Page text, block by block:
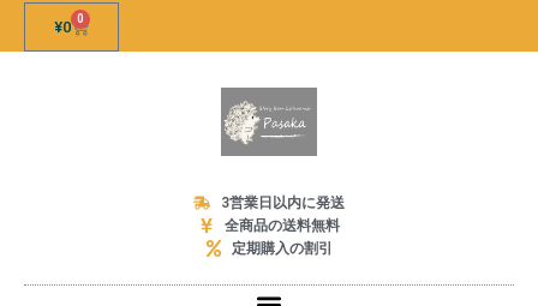
¥0 0
3営業日以内に発送
全商品の送料無料
定期購入の割引